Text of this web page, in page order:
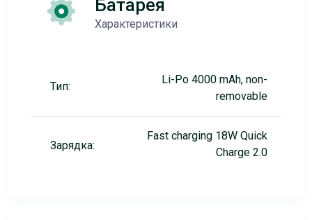
Батарея
Характеристики
Тип:
Li-Po 4000 mAh, non-
removable
Зарядка:
Fast charging 18W Quick
Charge 2.0